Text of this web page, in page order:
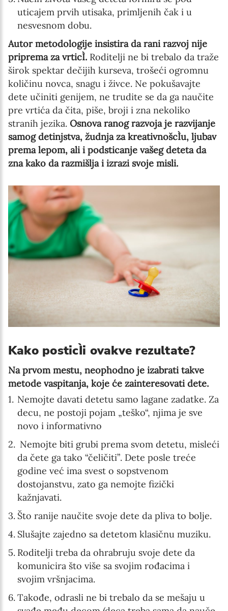
uticajem prvih utisaka, primljenih čak i u
nesvesnom dobu.
Autor metodologije insistira da rani razvoj nije
priprema za vrticÌ. Roditelji ne bi trebalo da traže
širok spektar dečijih kurseva, trošeći ogromnu
količinu novca, snagu i živce. Ne pokušavajte
dete učiniti genijem, ne trudite se da ga naučite
pre vrtića da čita, piše, broji i zna nekoliko
stranih jezika. Osnova ranog razvoja je razvijanje
samog detinjstva, žudnja za kreativnošcÌu, ljubav
prema lepom, ali i podsticanje vašeg deteta da
zna kako da razmišlja i izrazi svoje misli.
Kako posticÌi ovakve rezultate?
Na prvom mestu, neophodno je izabrati takve
metode vaspitanja, koje će zainteresovati dete.
Nemojte davati detetu samo lagane zadatke. Za
decu, ne postoji pojam „teško“, njima je sve
novo i informativno
Nemojte biti grubi prema svom detetu, misleći
da čete ga tako “čeličiti”. Dete posle treće
godine već ima svest o sopstvenom
dostojanstvu, zato ga nemojte fizički
kažnjavati.
Što ranije naučite svoje dete da pliva to bolje.
Slušajte zajedno sa detetom klasičnu muziku.
Roditelji treba da ohrabruju svoje dete da
komunicira što više sa svojim rođacima i
svojim vršnjacima.
Takođe, odrasli ne bi trebalo da se mešaju u